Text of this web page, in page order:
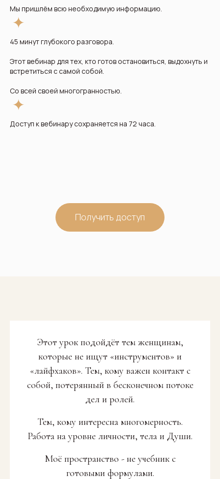
Мы пришлём всю необходимую информацию.
45 минут глубокого разговора.
Этот вебинар для тех, кто готов остановиться, выдохнуть и
встретиться с самой собой.
Со всей своей многогранностью.
Доступ к вебинару сохраняется на 72 часа.
Получить доступ
Этот урок подойдёт тем женщинам,
которые не ищут «инструментов» и
«лайфхаков». Тем, кому важен контакт с
собой, потерянный в бесконечном потоке
дел и ролей.
Тем, кому интересна многомерность.
Работа на уровне личности, тела и Души.
Моё пространство - не учебник с
готовыми формулами.